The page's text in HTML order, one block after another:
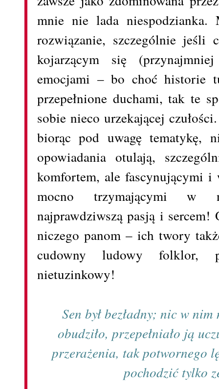
mnie nie lada
rozwiązanie, szczególnie
kojarzącym się
emocjami – bo choć historie
przepełnione duchami, tak te
sobie nieco urzekającej
biorąc pod uwagę tematykę,
opowiadania otulają,
komfortem, ale fascynującymi i
mocno trzymającymi w
najprawdziwszą pasją i
niczego panom – ich twory
cudowny ludowy folklor,
nietuzinkowy!
Sen był bezładny; nic w
obudziło, przepełniało ją
przerażenia, tak potwornego
pochodzić tylko